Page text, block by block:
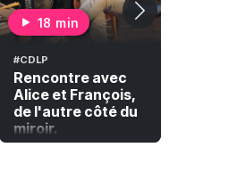
18 min
#CDLP
Rencontre avec
Alice et François,
de l'autre côté du
miroir.
25
filmé
frère